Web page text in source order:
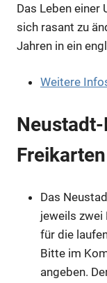
Das Leben einer
sich rasant zu
Jahren in ein
Weitere
Freikarten
Das
jeweils zwei
für die
Bitte im
angeben.